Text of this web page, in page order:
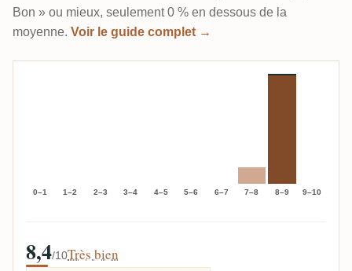
Bon » ou mieux, seulement 0 % en dessous de la
moyenne. Voir le guide complet →
0–1 1–2 2–3 3–4 4–5 5–6 6–7 7–8 8–9 9–10
8,4/10Très bien